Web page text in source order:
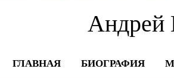
Андрей
ГЛАВНАЯ БИОГРАФИЯ